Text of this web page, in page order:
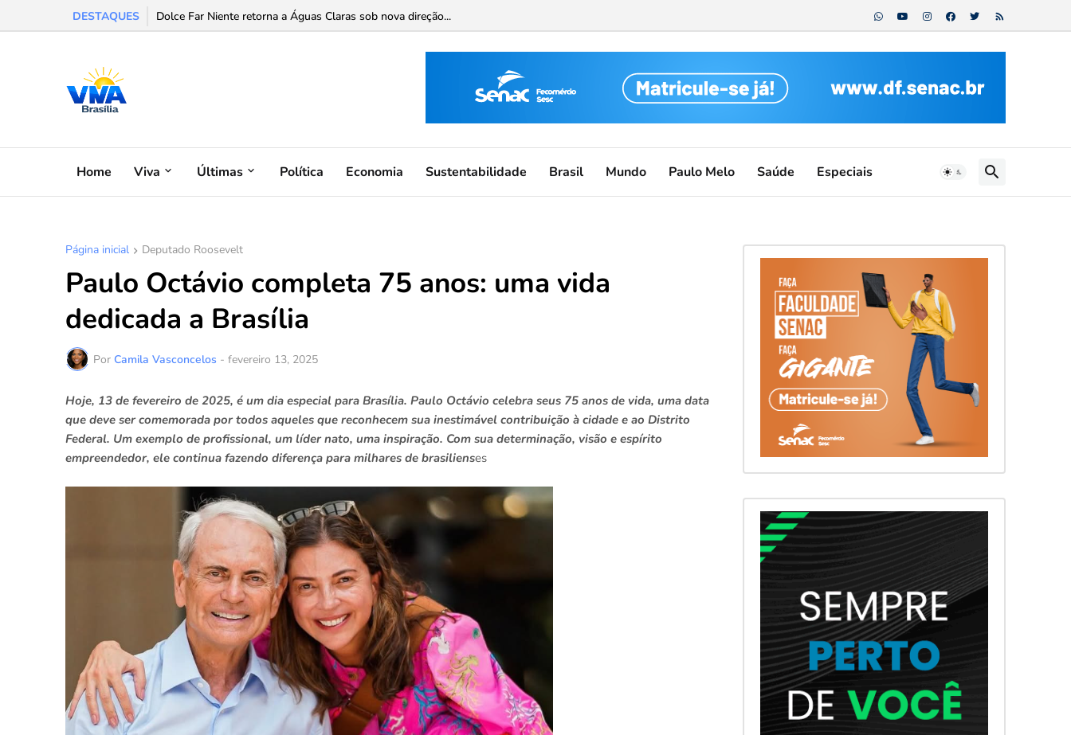
DESTAQUES Dolce Far Niente retorna a Águas Claras sob nova direção...
Home Viva Últimas Política Economia Sustentabilidade Brasil Mundo Paulo Melo Saúde Especiais
Página inicial Deputado Roosevelt
Paulo Octávio completa 75 anos: uma vida
dedicada a Brasília
Por Camila Vasconcelos - fevereiro 13, 2025
Hoje, 13 de fevereiro de 2025, é um dia especial para Brasília. Paulo Octávio celebra seus 75 anos de vida, uma data
que deve ser comemorada por todos aqueles que reconhecem sua inestimável contribuição à cidade e ao Distrito
Federal. Um exemplo de profissional, um líder nato, uma inspiração. Com sua determinação, visão e espírito
empreendedor, ele continua fazendo diferença para milhares de brasilienses